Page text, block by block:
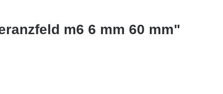
m6 6 mm 60 mm"